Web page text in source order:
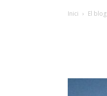
Inici El blog